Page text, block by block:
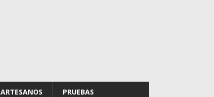
ARTESANOS PRUEBAS